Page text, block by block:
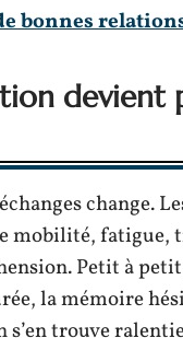
bonnes
devient
change.
mobilité, fatigue,
Petit à
la mémoire
s’en trouve